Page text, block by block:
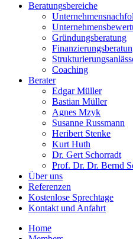
Beratungsbereiche
Gründungsberatung
Coaching
Berater
Edgar Müller
Bastian Müller
Agnes Mzyk
Susanne Russmann
Heribert Stenke
Kurt Huth
Dr. Gert Schorradt
Prof. Dr. Dr. Bernd
Über uns
Referenzen
Kostenlose Sprechtage
Kontakt und Anfahrt
Home